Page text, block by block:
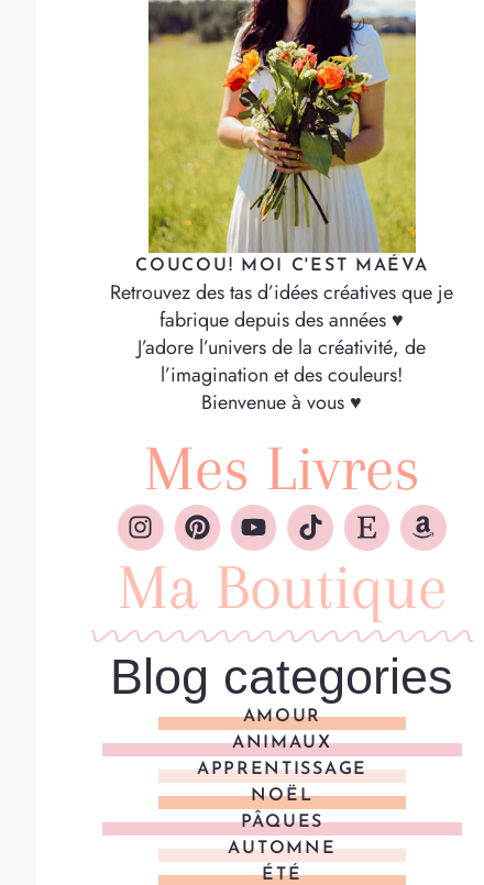
COUCOU! MOI C'EST MAÉVA
Retrouvez des tas d’idées créatives que je
fabrique depuis des années ♥
J’adore l’univers de la créativité, de
l’imagination et des couleurs!
Bienvenue à vous ♥
Mes Livres
Ma Boutique
Blog categories
AMOUR
ANIMAUX
APPRENTISSAGE
NOËL
PÂQUES
AUTOMNE
ÉTÉ